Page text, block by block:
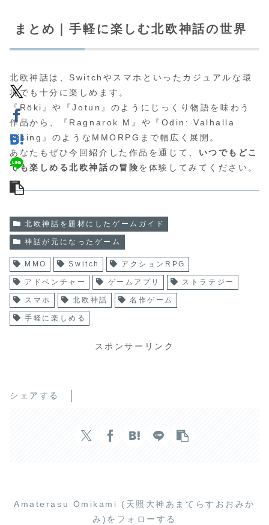
まとめ｜手軽に楽しむ北欧神話の世界
北欧神話は、Switchやスマホといったカジュアルな環
境でも十分に楽しめます。
『Röki』や『Jotun』のようにじっくり物語を味わう
作品から、『Ragnarok M』や『Odin: Valhalla
Rising』のようなMMORPGまで幅広く展開。
あなたもぜひ今回紹介した作品を通じて、 いつでもどこ
でも楽しめる北欧神話の冒険を体験してみてください。
北欧神話を題材にしたゲームガイド
神話が元になったゲーム
MMO Switch アクションRPG
アドベンチャー ゲームアプリ ストラテジー
スマホ 北欧神話 名作ゲーム
手軽に楽しめる
スポンサーリンク
シェアする
Amaterasu Ōmikami (天照大神あまてらすおおみか
み)をフォローする